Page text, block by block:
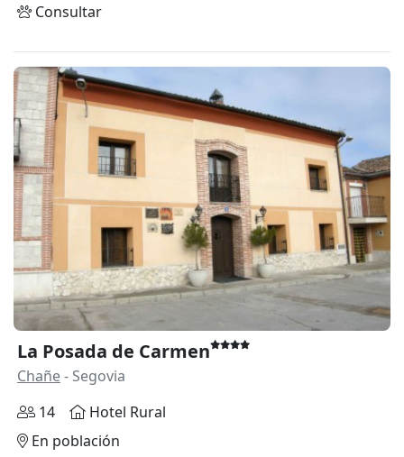
Consultar
La Posada de Carmen
Chañe- Segovia
14
Hotel Rural
En población